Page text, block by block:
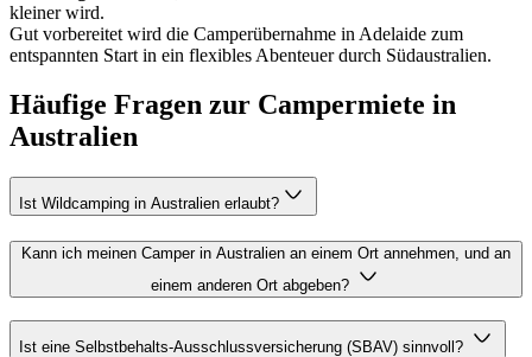
kleiner wird.
Gut vorbereitet wird die Camperübernahme in Adelaide zum
entspannten Start in ein flexibles Abenteuer durch Südaustralien.
Häufige Fragen zur Campermiete in
Australien
Ist Wildcamping in Australien erlaubt?
Kann ich meinen Camper in Australien an einem Ort annehmen, und an
einem anderen Ort abgeben?
Ist eine Selbstbehalts-Ausschlussversicherung (SBAV) sinnvoll?